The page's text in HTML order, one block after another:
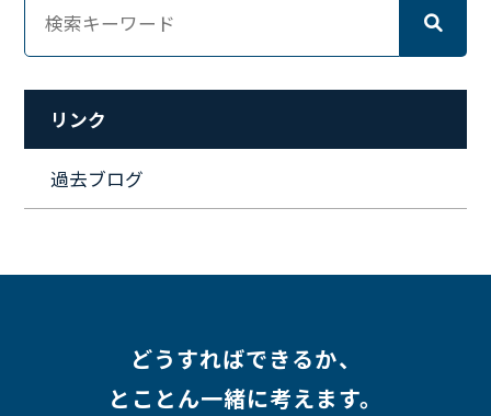
#インフラエンジニア
#セキュリティ
#ペット #経営者
#プロジェクト
#ワークライフバランス
#キャリア形成
#働く環境 #転職
#インタビュー
#スキルアップ
#採用
#Linux #採用情報
リンク
過去ブログ
どうすればできるか、
とことん一緒に考えます。